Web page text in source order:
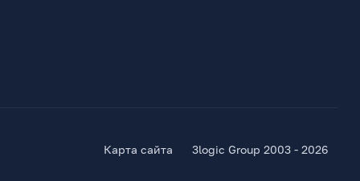
Карта сайта 3logic Group 2003 - 2026